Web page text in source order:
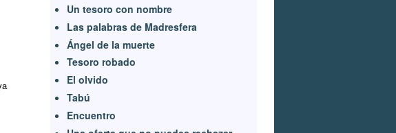
Un tesoro con nombre
Las palabras de Madresfera
Ángel de la muerte
Tesoro robado
El olvido
Tabú
Encuentro